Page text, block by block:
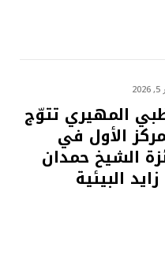
المهيري تتوّج
الأول في
الشيخ حمدان
البيئية